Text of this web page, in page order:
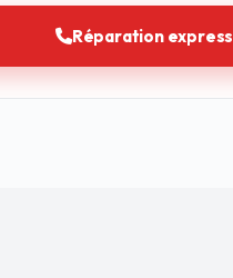
Réparation express